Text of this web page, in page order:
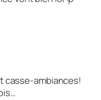
casse-ambiances!